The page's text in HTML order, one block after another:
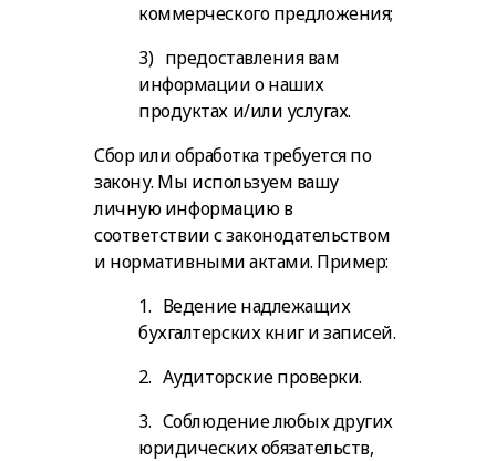
коммерческого предложения;
3) предоставления вам
информации о наших
продуктах и/или услугах.
Сбор или обработка требуется по
закону. Мы используем вашу
личную информацию в
соответствии с законодательством
и нормативными актами. Пример:
1. Ведение надлежащих
бухгалтерских книг и записей.
2. Аудиторские проверки.
3. Соблюдение любых других
юридических обязательств,